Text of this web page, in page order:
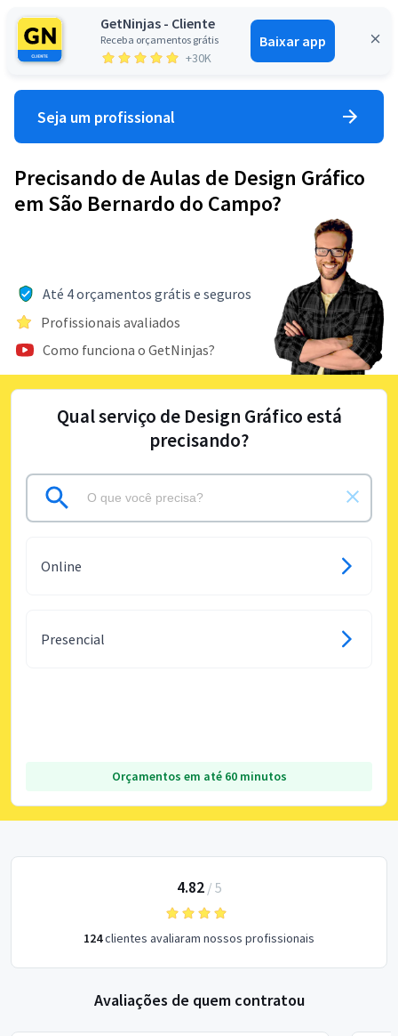
GetNinjas - Cliente
Receba orçamentos grátis
+30K
Baixar app
Entrar
Seja um profissional
Precisando de Aulas de Design Gráfico
em São Bernardo do Campo?
Até 4 orçamentos grátis e seguros
Profissionais avaliados
Como funciona o GetNinjas?
Qual serviço de Design Gráfico está
precisando?
Online
Presencial
Orçamentos em até 60 minutos
4.82/ 5
124clientes avaliaram nossos profissionais
Avaliações de quem contratou